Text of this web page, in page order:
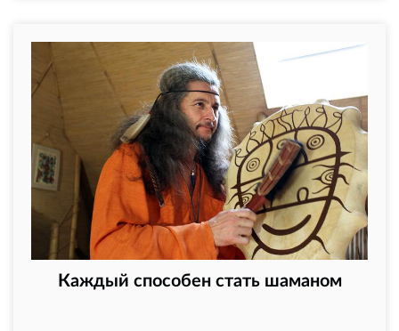
Каждый способен стать шаманом